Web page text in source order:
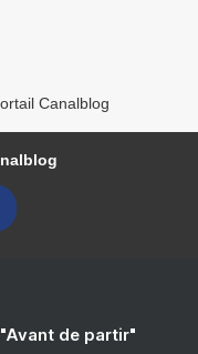
Canalblog
de partir"